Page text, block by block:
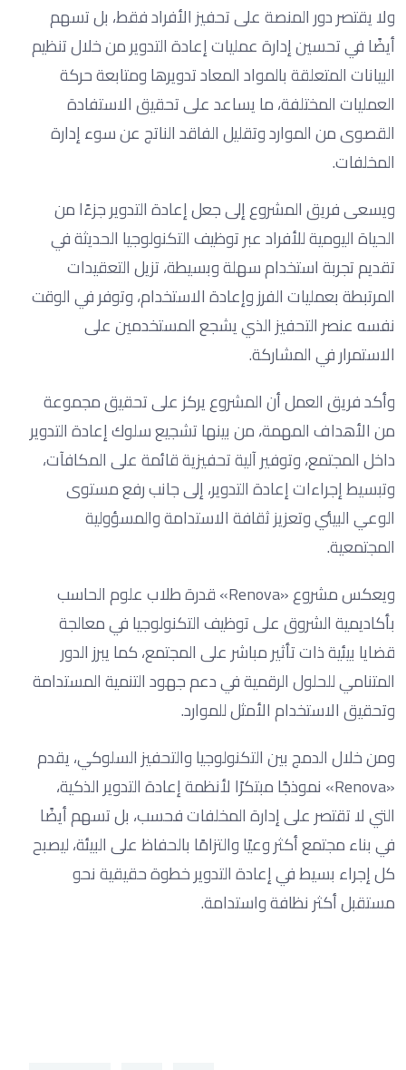
ولا يقتصر دور المنصة على تحفيز الأفراد فقط، بل تسهم
أيضًا في تحسين إدارة عمليات إعادة التدوير من خلال تنظيم
البيانات المتعلقة بالمواد المعاد تدويرها ومتابعة حركة
العمليات المختلفة، ما يساعد على تحقيق الاستفادة
القصوى من الموارد وتقليل الفاقد الناتج عن سوء إدارة
المخلفات.
ويسعى فريق المشروع إلى جعل إعادة التدوير جزءًا من
الحياة اليومية للأفراد عبر توظيف التكنولوجيا الحديثة في
تقديم تجربة استخدام سهلة وبسيطة، تزيل التعقيدات
المرتبطة بعمليات الفرز وإعادة الاستخدام، وتوفر في الوقت
نفسه عنصر التحفيز الذي يشجع المستخدمين على
الاستمرار في المشاركة.
وأكد فريق العمل أن المشروع يركز على تحقيق مجموعة
من الأهداف المهمة، من بينها تشجيع سلوك إعادة التدوير
داخل المجتمع، وتوفير آلية تحفيزية قائمة على المكافآت،
وتبسيط إجراءات إعادة التدوير، إلى جانب رفع مستوى
الوعي البيئي وتعزيز ثقافة الاستدامة والمسؤولية
المجتمعية.
ويعكس مشروع «Renova» قدرة طلاب علوم الحاسب
بأكاديمية الشروق على توظيف التكنولوجيا في معالجة
قضايا بيئية ذات تأثير مباشر على المجتمع، كما يبرز الدور
المتنامي للحلول الرقمية في دعم جهود التنمية المستدامة
وتحقيق الاستخدام الأمثل للموارد.
ومن خلال الدمج بين التكنولوجيا والتحفيز السلوكي، يقدم
«Renova» نموذجًا مبتكرًا لأنظمة إعادة التدوير الذكية،
التي لا تقتصر على إدارة المخلفات فحسب، بل تسهم أيضًا
في بناء مجتمع أكثر وعيًا والتزامًا بالحفاظ على البيئة، ليصبح
كل إجراء بسيط في إعادة التدوير خطوة حقيقية نحو
مستقبل أكثر نظافة واستدامة.